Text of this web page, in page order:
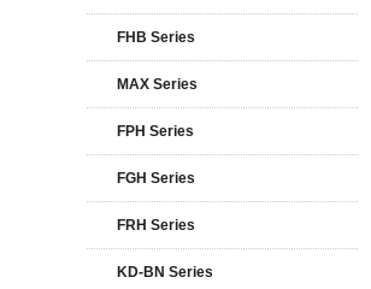
FHB Series
MAX Series
FPH Series
FGH Series
FRH Series
KD-BN Series